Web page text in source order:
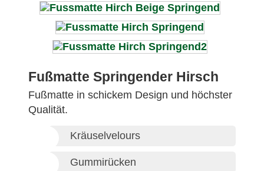
Fußmatte Springender Hirsch
Fußmatte in schickem Design und höchster
Qualität.
Kräuselvelours
Gummirücken